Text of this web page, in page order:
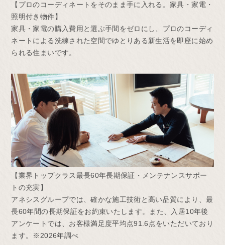
【プロのコーディネートをそのまま手に入れる。家具・家電・
照明付き物件】
家具・家電の購入費用と選ぶ手間をゼロにし、プロのコーディ
ネートによる洗練された空間でゆとりある新生活を即座に始め
られる住まいです。
【業界トップクラス最長60年長期保証・メンテナンスサポー
トの充実】
アネシスグループでは、確かな施工技術と高い品質により、最
長60年間の長期保証をお約束いたします。また、入居10年後
アンケートでは、お客様満足度平均点91.6点をいただいており
ます。※2026年調べ